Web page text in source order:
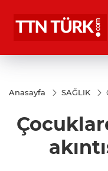
Anasayfa SAĞLIK